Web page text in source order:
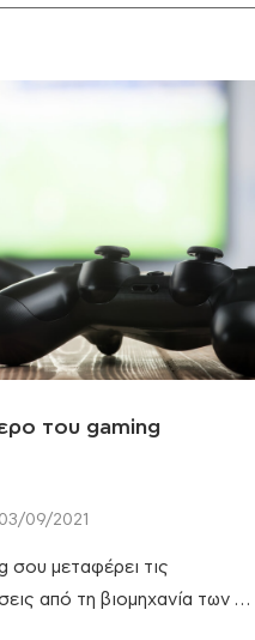
του gaming
03/09/2021
σου μεταφέρει τις
από τη βιομηχανία των …